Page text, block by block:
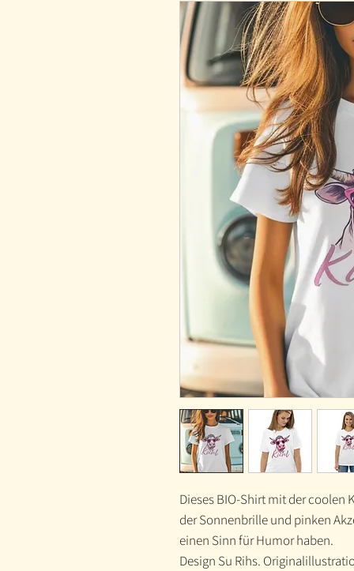
Dieses BIO-Shirt mit der
der Sonnenbrille und pinken
einen Sinn für Humor haben.
Design Su Rihs.